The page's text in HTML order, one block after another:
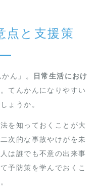
点と支援策
ん」。
日常生活におけ
てんかんになりやすい
ょうか。
を知っておくことが大
次的な事故やけがを未
は誰でも不意の出来事
予防策を学んでおくこ